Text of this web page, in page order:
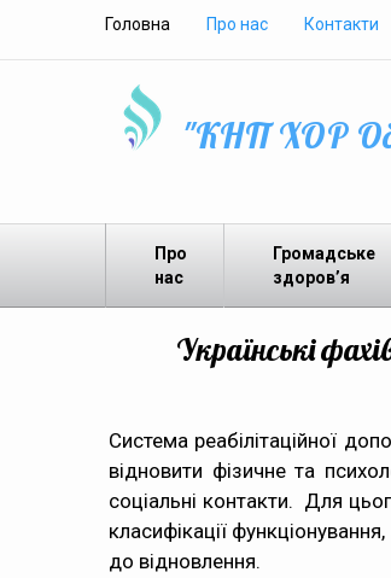
Головна Про нас Контакти
"КНП ХОР
Про
нас
Громадське
здоров’я
Українські
Система реабілітаційної
відновити фізичне та
соціальні контакти. Для
класифікації
до відновлення.